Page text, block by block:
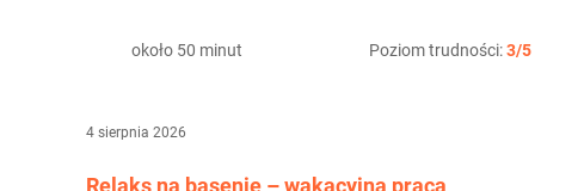
około 50 minut Poziom trudności:3/5
4 sierpnia 2026
Relaks na basenie – wakacyjna praca